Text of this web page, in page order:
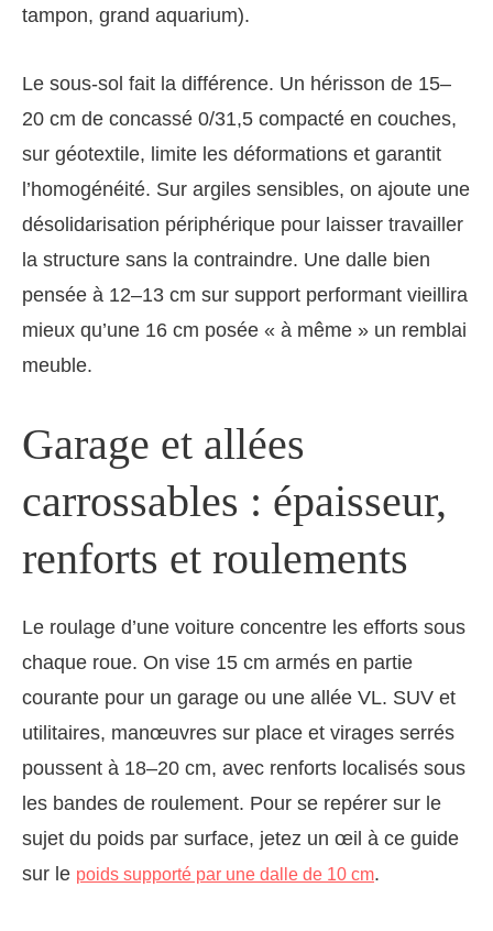
tampon, grand aquarium).
Le sous-sol fait la différence. Un hérisson de 15–
20 cm de concassé 0/31,5 compacté en couches,
sur géotextile, limite les déformations et garantit
l’homogénéité. Sur argiles sensibles, on ajoute une
désolidarisation périphérique pour laisser travailler
la structure sans la contraindre. Une dalle bien
pensée à 12–13 cm sur support performant vieillira
mieux qu’une 16 cm posée « à même » un remblai
meuble.
Garage et allées
carrossables : épaisseur,
renforts et roulements
Le roulage d’une voiture concentre les efforts sous
chaque roue. On vise 15 cm armés en partie
courante pour un garage ou une allée VL. SUV et
utilitaires, manœuvres sur place et virages serrés
poussent à 18–20 cm, avec renforts localisés sous
les bandes de roulement. Pour se repérer sur le
sujet du poids par surface, jetez un œil à ce guide
sur le poids supporté par une dalle de 10 cm.